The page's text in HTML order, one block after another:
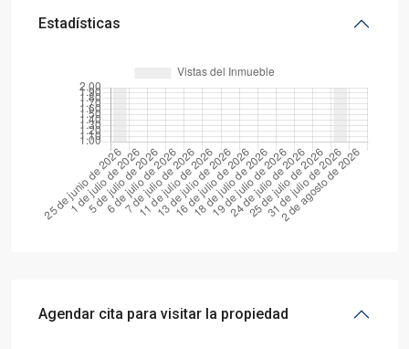
Estadísticas
Agendar cita para visitar la propiedad